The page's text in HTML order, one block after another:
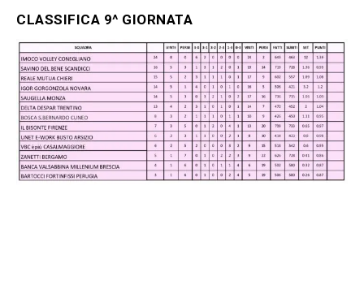
CLASSIFICA 9^ GIORNATA